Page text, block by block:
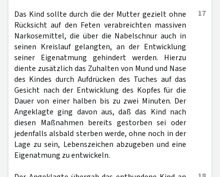
17
Das Kind sollte durch die der Mutter gezielt ohne
Rücksicht auf den Feten verabreichten massiven
Narkosemittel, die über die Nabelschnur auch in
seinen Kreislauf gelangten, an der Entwicklung
seiner Eigenatmung gehindert werden. Hierzu
diente zusätzlich das Zuhalten von Mund und Nase
des Kindes durch Aufdrücken des Tuches auf das
Gesicht nach der Entwicklung des Kopfes für die
Dauer von einer halben bis zu zwei Minuten. Der
Angeklagte ging davon aus, daß das Kind nach
diesen Maßnahmen bereits gestorben sei oder
jedenfalls alsbald sterben werde, ohne noch in der
Lage zu sein, Lebenszeichen abzugeben und eine
Eigenatmung zu entwickeln.